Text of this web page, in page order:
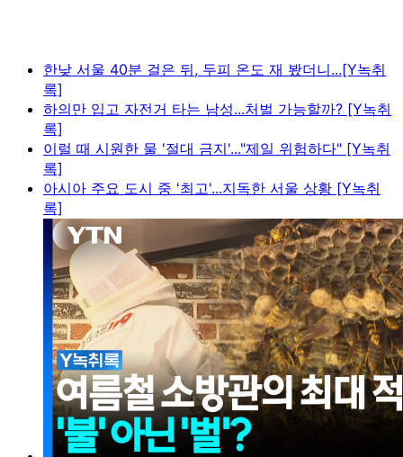
한낮 서울 40분 걸은 뒤, 두피 온도 재 봤더니...[Y녹취
록]
하의만 입고 자전거 타는 남성...처벌 가능할까? [Y녹취
록]
이럴 때 시원한 물 '절대 금지'..."제일 위험하다" [Y녹취
록]
아시아 주요 도시 중 '최고'...지독한 서울 상황 [Y녹취
록]